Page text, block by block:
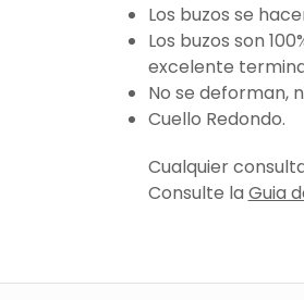
Los buzos se
Los buzos son
excelente
No se deforman,
Cuello Redondo.
Cualquier
Consulte la Guia